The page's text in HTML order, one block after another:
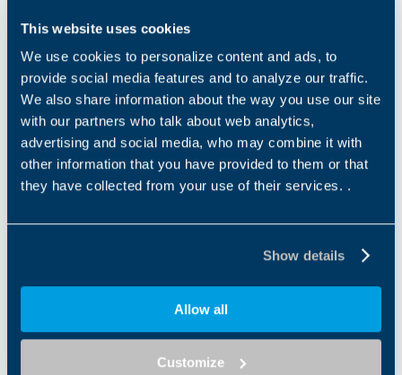
This website uses cookies
We use cookies to personalize content and ads, to
provide social media features and to analyze our traffic.
We also share information about the way you use our site
with our partners who talk about web analytics,
advertising and social media, who may combine it with
other information that you have provided to them or that
they have collected from your use of their services. .
Show details
Allow all
Customize
Vuoi saperne di più? Contattaci!
Middle name
Nome *